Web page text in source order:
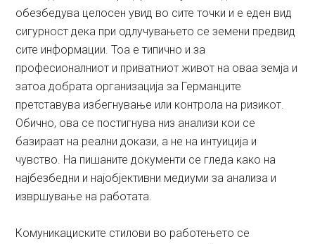
обезбедува целосен увид во сите точки и е еден вид
сигурност дека при одлучувањето се земени предвид
сите информации. Тоа е типично и за
професионалниот и приватниот живот на оваа земја и
затоа добрата организација за Германците
претставува избегнување или контрола на ризикот.
Обично, ова се постигнува низ анализи кои се
базираат на реални докази, а не на интуиција и
чувство. На пишаните документи се гледа како на
најбезбедни и најобјективни медиуми за анализа и
извршување на работата.
Комуникациските стилови во работењето се